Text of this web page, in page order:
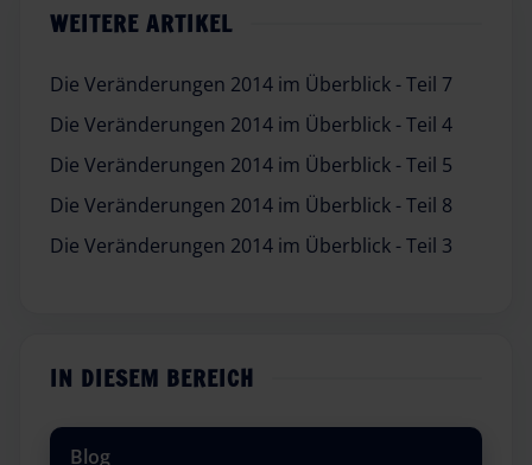
WEITERE ARTIKEL
Die Veränderungen 2014 im Überblick - Teil 7
Die Veränderungen 2014 im Überblick - Teil 4
Die Veränderungen 2014 im Überblick - Teil 5
Die Veränderungen 2014 im Überblick - Teil 8
Die Veränderungen 2014 im Überblick - Teil 3
IN DIESEM BEREICH
Blog